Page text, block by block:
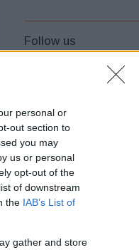
personal or
out section to
you may
us or personal
opt-out of the
of downstream
the IAB’s List of
gather and store
Follow us
Υποστηρικτές
Latest
Νέο